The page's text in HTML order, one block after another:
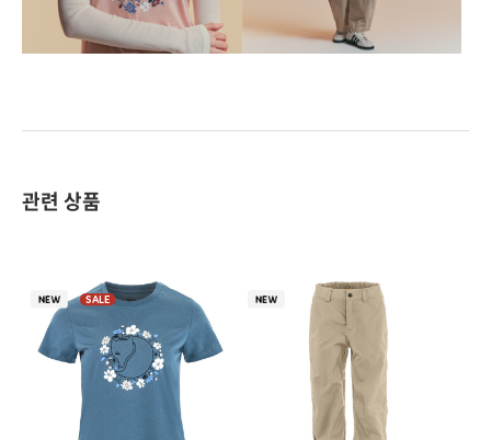
관련 상품
SALE